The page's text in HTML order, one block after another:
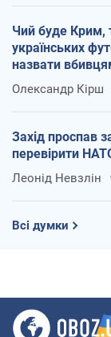
Чий буде Крим,
українських
назвати
Олександр Кірш
Захід проспав
перевірити
Леонід Невзлін
Всі думки